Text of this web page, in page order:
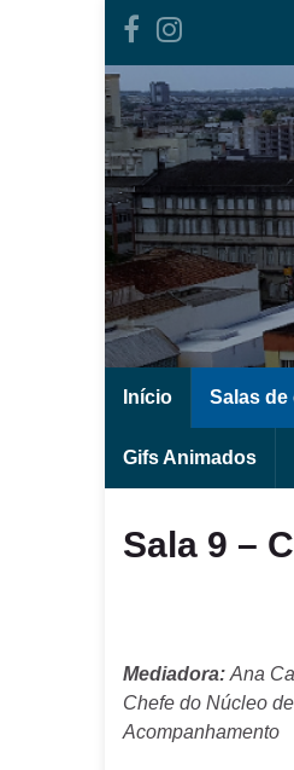
Início Salas
Gifs Animados
Sala 9 –
Mediadora: Ana
Chefe do Núcleo
Acompanhamento